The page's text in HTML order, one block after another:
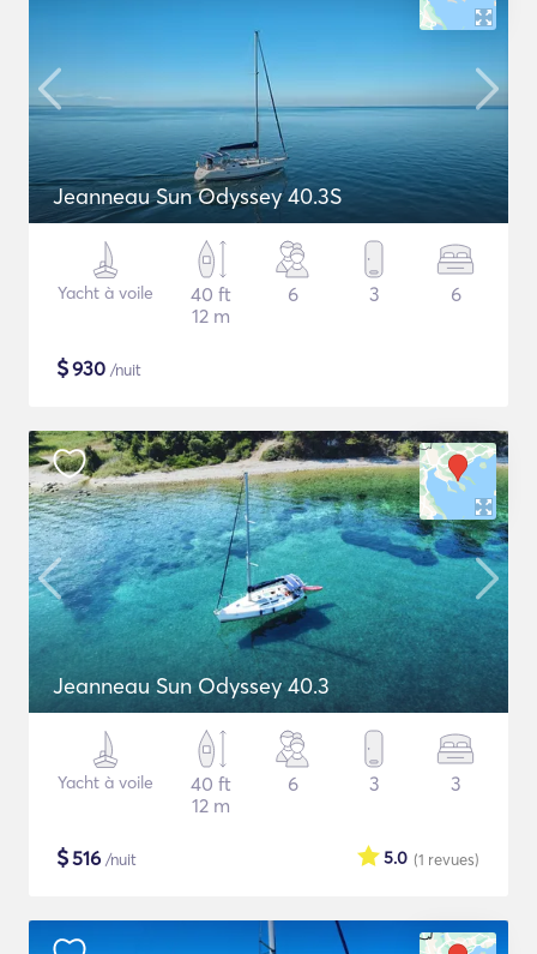
Jeanneau Sun Odyssey 40.3S
Yacht à voile
40 ft
12 m
6 3 6
$930 /nuit
Jeanneau Sun Odyssey 40.3
Yacht à voile
40 ft
12 m
6 3 3
$516 /nuit (1 revues)
5.0